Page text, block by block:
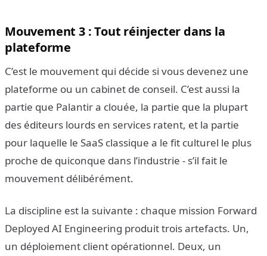
Mouvement 3 : Tout réinjecter dans la
plateforme
C’est le mouvement qui décide si vous devenez une
plateforme ou un cabinet de conseil. C’est aussi la
partie que Palantir a clouée, la partie que la plupart
des éditeurs lourds en services ratent, et la partie
pour laquelle le SaaS classique a le fit culturel le plus
proche de quiconque dans l’industrie - s’il fait le
mouvement délibérément.
La discipline est la suivante : chaque mission Forward
Deployed AI Engineering produit trois artefacts. Un,
un déploiement client opérationnel. Deux, un